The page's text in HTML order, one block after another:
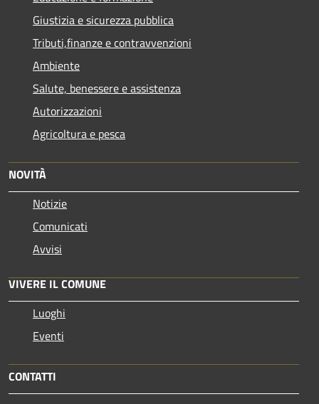
Giustizia e sicurezza pubblica
Tributi,finanze e contravvenzioni
Ambiente
Salute, benessere e assistenza
Autorizzazioni
Agricoltura e pesca
NOVITÀ
Notizie
Comunicati
Avvisi
VIVERE IL COMUNE
Luoghi
Eventi
CONTATTI